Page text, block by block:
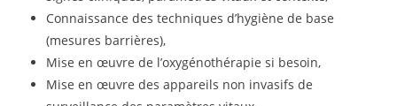
Connaissance des techniques d’hygiène de base
(mesures barrières),
Mise en œuvre de l’oxygénothérapie si besoin,
Mise en œuvre des appareils non invasifs de